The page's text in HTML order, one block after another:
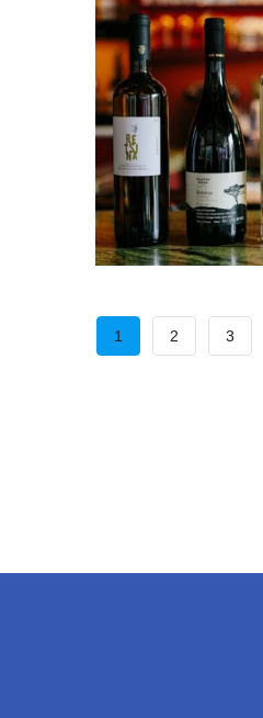
Σελιδοποίηση
Τρέχουσα
1 Σελίδα
2 Σελίδα
3